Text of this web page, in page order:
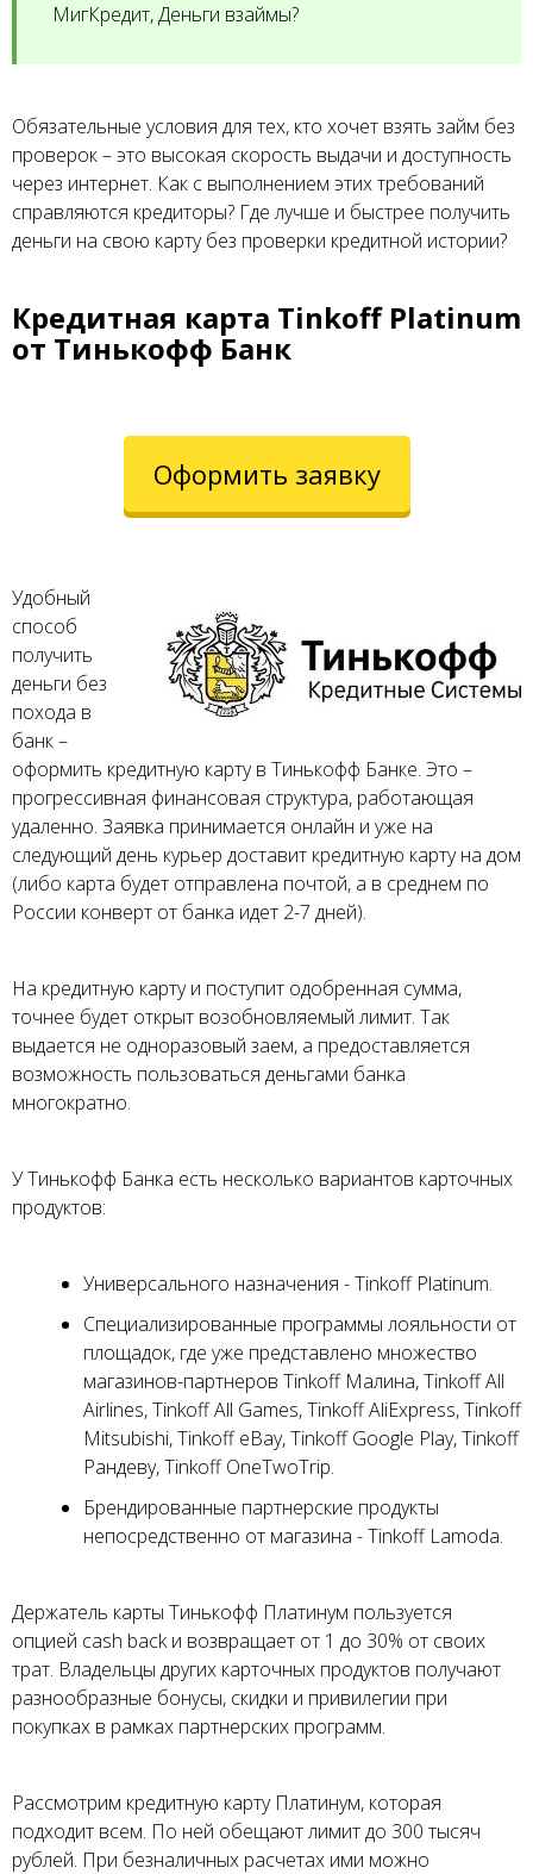
МигКредит, Деньги взаймы?
Обязательные условия для тех, кто хочет взять займ без
проверок – это высокая скорость выдачи и доступность
через интернет. Как с выполнением этих требований
справляются кредиторы? Где лучше и быстрее получить
деньги на свою карту без проверки кредитной истории?
Кредитная карта Tinkoff Platinum
от Тинькофф Банк
Оформить заявку
Удобный
способ
получить
деньги без
похода в
банк –
оформить кредитную карту в Тинькофф Банке. Это –
прогрессивная финансовая структура, работающая
удаленно. Заявка принимается онлайн и уже на
следующий день курьер доставит кредитную карту на дом
(либо карта будет отправлена почтой, а в среднем по
России конверт от банка идет 2-7 дней).
На кредитную карту и поступит одобренная сумма,
точнее будет открыт возобновляемый лимит. Так
выдается не одноразовый заем, а предоставляется
возможность пользоваться деньгами банка
многократно.
У Тинькофф Банка есть несколько вариантов карточных
продуктов:
Универсального назначения - Tinkoff Platinum.
Специализированные программы лояльности от
площадок, где уже представлено множество
магазинов-партнеров Tinkoff Малина, Tinkoff All
Airlines, Tinkoff All Games, Tinkoff AliExpress, Tinkoff
Mitsubishi, Tinkoff eBay, Tinkoff Google Play, Tinkoff
Рандеву, Tinkoff OneTwoTrip.
Брендированные партнерские продукты
непосредственно от магазина - Tinkoff Lamoda.
Держатель карты Тинькофф Платинум пользуется
опцией cash back и возвращает от 1 до 30% от своих
трат. Владельцы других карточных продуктов получают
разнообразные бонусы, скидки и привилегии при
покупках в рамках партнерских программ.
Рассмотрим кредитную карту Платинум, которая
подходит всем. По ней обещают лимит до 300 тысяч
рублей. При безналичных расчетах ими можно